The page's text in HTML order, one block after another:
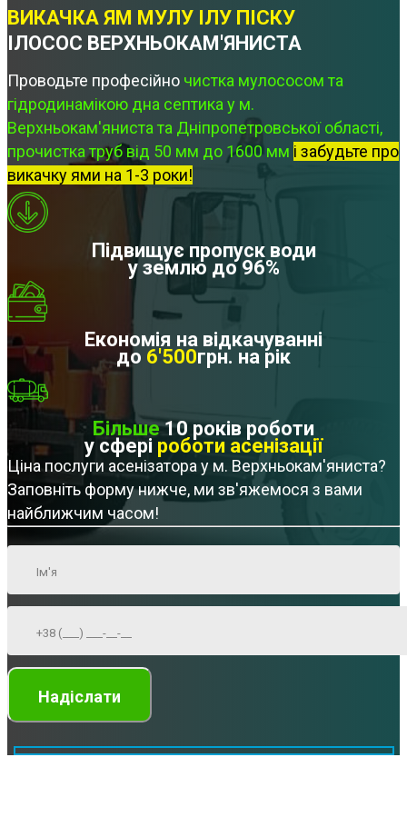
ВИКАЧКА ЯМ МУЛУ ІЛУ ПІСКУ
ІЛОСОС ВЕРХНЬОКАМ'ЯНИСТА
Проводьте професійно чистка мулососом та
гідродинамікою дна септика у м.
Верхньокам'яниста та Дніпропетровської області,
прочистка труб від 50 мм до 1600 мм і забудьте про
викачку ями на 1-3 роки!
Підвищує пропуск води
у землю до 96%
Економія на відкачуванні
до 6'500грн. на рік
Більше10 років роботи
у сфері роботи асенізації
Ціна послуги асенізатора у м. Верхньокам'яниста?
Заповніть форму нижче, ми зв'яжемося з вами
найближчим часом!